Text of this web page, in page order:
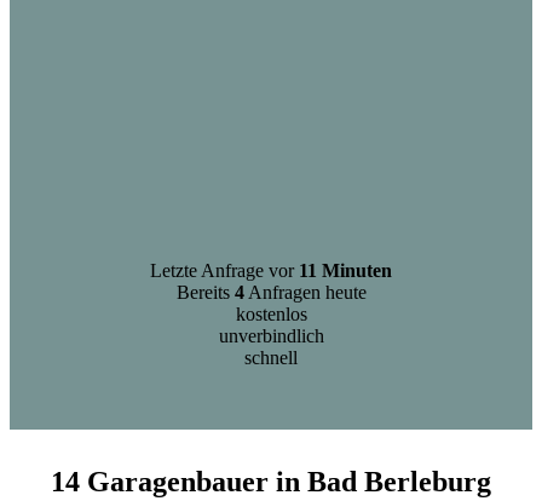
Letzte Anfrage vor 11 Minuten
Bereits 4Anfragen heute
kostenlos
unverbindlich
schnell
14 Garagenbauer in Bad Berleburg